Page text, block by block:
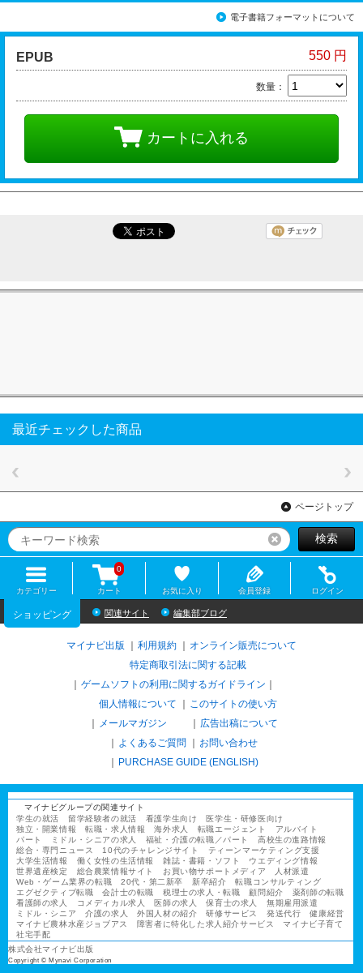
電子書籍フォーマットについて
EPUB 550 円
数量：
カートに入れる
最近チェックした商品
ページトップ
リセット検索
カテゴリー カート
0
お気に入り 会員登録 ログイン
ショッピング 関連サイト 編集部ブログ
マイナビ出版 利用規約
オンライン販売について
特定商取引法に関する記載
ゲームソフトの利用に関するガイドライン
個人情報について
このサイトの使い方
メールマガジン
広告出稿について
よくあるご質問
お問い合わせ
PURCHASE GUIDE (ENGLISH)
マイナビグループの関連サイト
学生の就活
留学経験者の就活 看護学生向け
医学生・研修医向け
独立・開業情報
転職・求人情報 海外求人 転職エージェント
アルバイト
パート
ミドル・シニアの求人 福祉・介護の転職／パート
高校生の進路情報
総合・専門ニュース
10代のチャレンジサイト
ティーンマーケティング支援
大学生活情報
働く女性の生活情報 雑誌・書籍・ソフト
ウエディング情報
世界遺産検定
総合農業情報サイト お買い物サポートメディア
人材派遣
Web・ゲーム業界の転職
20代・第二新卒 新卒紹介
転職コンサルティング
エグゼクティブ転職
会計士の転職 税理士の求人・転職 顧問紹介
薬剤師の転職
看護師の求人
コメディカル求人 医師の求人 保育士の求人
無期雇用派遣
ミドル・シニア
介護の求人 外国人材の紹介 研修サービス 発送代行
健康経営
マイナビ農林水産ジョブアス
障害者に特化した求人紹介サービス
マイナビ子育て
社宅手配
株式会社マイナビ出版
Copyright © Mynavi Corporation